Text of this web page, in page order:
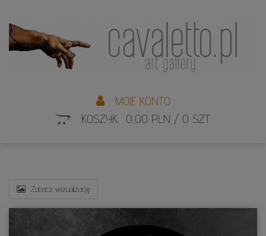
MOJE KONTO
KOSZYK: 0,00 PLN / 0 SZT.
Zobacz wizualizację